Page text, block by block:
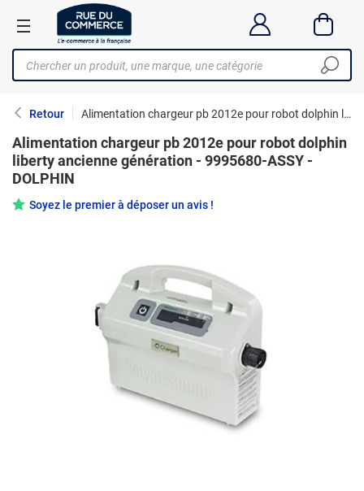
Retour Alimentation chargeur pb 2012e pour robot dolphin liberty ancienne génération - 9995680-ASSY - DOLPHIN
Alimentation chargeur pb 2012e pour robot dolphin
liberty ancienne génération - 9995680-ASSY -
DOLPHIN
Soyez le premier à déposer un avis !